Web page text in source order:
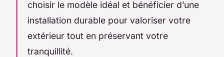
choisir le modèle idéal et bénéficier d’une
installation durable pour valoriser votre
extérieur tout en préservant votre
tranquillité.